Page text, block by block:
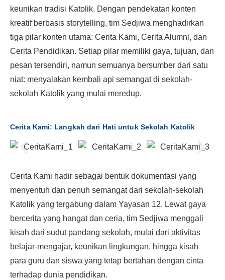
keunikan tradisi Katolik. Dengan pendekatan konten
kreatif berbasis storytelling, tim Sedjiwa menghadirkan
tiga pilar konten utama: Cerita Kami, Cerita Alumni, dan
Cerita Pendidikan. Setiap pilar memiliki gaya, tujuan, dan
pesan tersendiri, namun semuanya bersumber dari satu
niat: menyalakan kembali api semangat di sekolah-
sekolah Katolik yang mulai meredup.
Cerita Kami: Langkah dari Hati untuk Sekolah Katolik
Cerita Kami hadir sebagai bentuk dokumentasi yang
menyentuh dan penuh semangat dari sekolah-sekolah
Katolik yang tergabung dalam Yayasan 12. Lewat gaya
bercerita yang hangat dan ceria, tim Sedjiwa menggali
kisah dari sudut pandang sekolah, mulai dari aktivitas
belajar-mengajar, keunikan lingkungan, hingga kisah
para guru dan siswa yang tetap bertahan dengan cinta
terhadap dunia pendidikan.